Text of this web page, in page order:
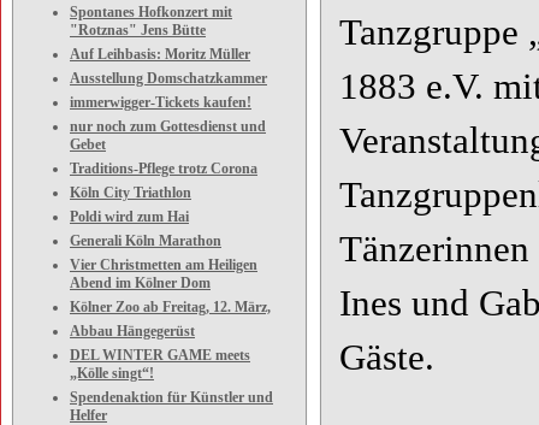
Spontanes Hofkonzert mit
"Rotznas" Jens Bütte
Auf Leihbasis: Moritz Müller
Ausstellung Domschatzkammer
immerwigger-Tickets kaufen!
nur noch zum Gottesdienst und
Gebet
Traditions-Pflege trotz Corona
Köln City Triathlon
Poldi wird zum Hai
Generali Köln Marathon
Vier Christmetten am Heiligen
Abend im Kölner Dom
Kölner Zoo ab Freitag, 12. März,
Abbau Hängegerüst
DEL WINTER GAME meets
„Kölle singt“!
Spendenaktion für Künstler und
Helfer
Tanzgruppe
1883 e.V.
Ines und
Gäste.